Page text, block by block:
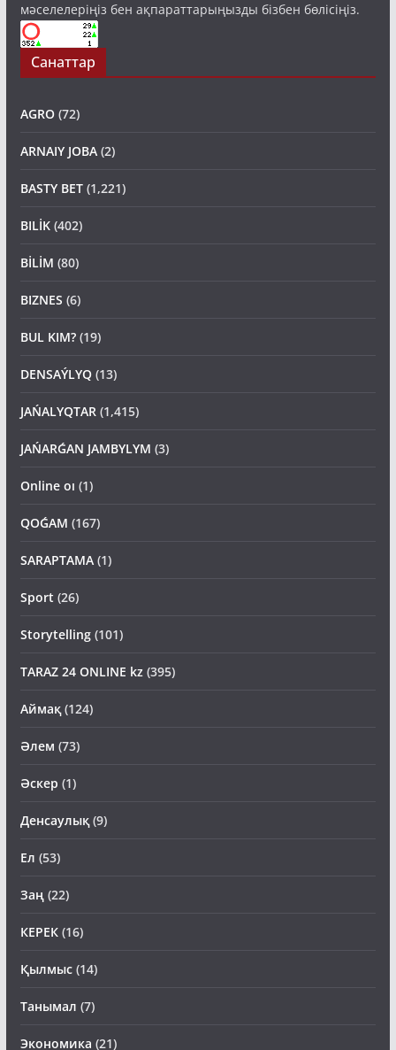
мәселелеріңіз бен ақпараттарыңызды бізбен бөлісіңіз.
Санаттар
AGRO(72)
ARNAIY JOBA(2)
BASTY BET(1,221)
BILİK(402)
BİLİM (80)
BIZNES (6)
BUL KIM?(19)
DENSAÝLYQ(13)
JAŃALYQTAR(1,415)
JAŃARǴAN JAMBYLYM (3)
Online oı (1)
QOǴAM (167)
SARAPTAMA(1)
Sport (26)
Storytelling(101)
TARAZ 24 ONLINE kz(395)
Аймақ(124)
Әлем (73)
Әскер (1)
Денсаулық(9)
Ел (53)
Заң(22)
КЕРЕК(16)
Қылмыс(14)
Танымал (7)
Экономика (21)